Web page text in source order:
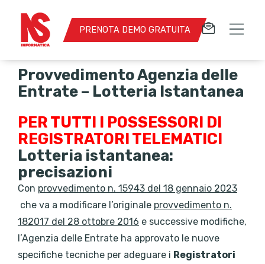
PRENOTA DEMO GRATUITA
Provvedimento Agenzia delle
Entrate – Lotteria Istantanea
PER TUTTI I POSSESSORI DI
REGISTRATORI TELEMATICI
Lotteria istantanea:
precisazioni
Con provvedimento n. 15943 del 18 gennaio 2023
che va a modificare l’originale provvedimento n.
182017 del 28 ottobre 2016 e successive modifiche,
l’Agenzia delle Entrate ha approvato le nuove
specifiche tecniche per adeguare i Registratori